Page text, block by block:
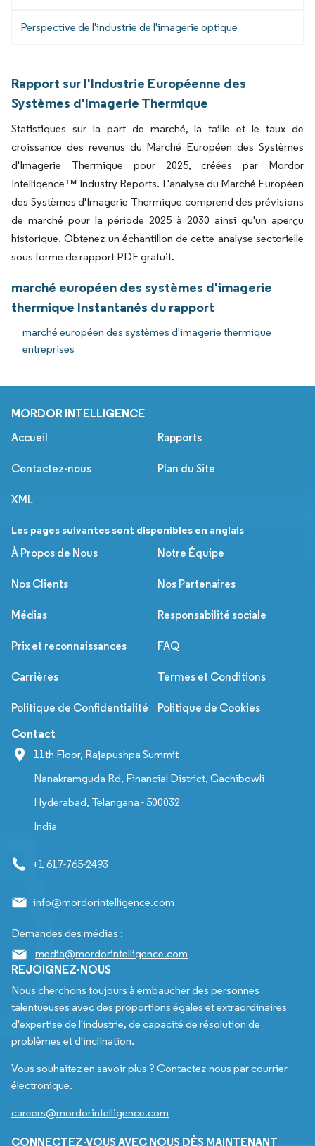
Perspective de l'industrie de l'imagerie optique
Rapport sur l'Industrie Européenne des
Systèmes d'Imagerie Thermique
Statistiques sur la part de marché, la taille et le taux de
croissance des revenus du Marché Européen des Systèmes
d'Imagerie Thermique pour 2025, créées par Mordor
Intelligence™ Industry Reports. L'analyse du Marché Européen
des Systèmes d'Imagerie Thermique comprend des prévisions
de marché pour la période 2025 à 2030 ainsi qu'un aperçu
historique. Obtenez un échantillon de cette analyse sectorielle
sous forme de rapport PDF gratuit.
marché européen des systèmes d'imagerie
thermique Instantanés du rapport
marché européen des systèmes d'imagerie thermique
entreprises
MORDOR INTELLIGENCE
Accueil Rapports
Contactez-nous Plan du Site
XML
Les pages suivantes sont disponibles en anglais
À Propos de Nous
Notre Équipe
Nos Clients Nos Partenaires
Médias Responsabilité sociale
Prix et reconnaissances FAQ
Carrières Termes et Conditions
Politique de Confidentialité Politique de Cookies
Contact
11th Floor, Rajapushpa Summit
Nanakramguda Rd, Financial District, Gachibowli
Hyderabad, Telangana - 500032
India
+1 617-765-2493
info@mordorintelligence.com
Demandes des médias :
media@mordorintelligence.com
REJOIGNEZ-NOUS
Nous cherchons toujours à embaucher des personnes
talentueuses avec des proportions égales et extraordinaires
d'expertise de l'industrie, de capacité de résolution de
problèmes et d'inclination.
Vous souhaitez en savoir plus ? Contactez-nous par courrier
électronique.
careers@mordorintelligence.com
CONNECTEZ-VOUS AVEC NOUS DÈS MAINTENANT